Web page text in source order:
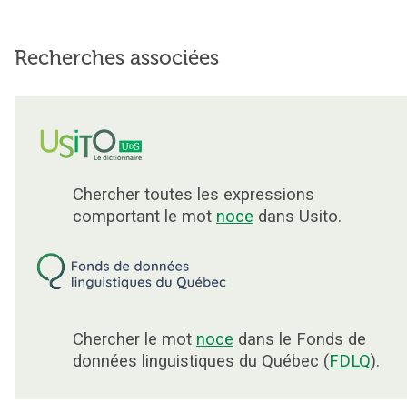
Recherches associées
Chercher toutes les expressions
comportant le mot noce dans Usito.
Chercher le mot noce dans le Fonds de
données linguistiques du Québec (FDLQ).